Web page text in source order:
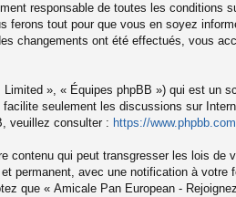
responsable de toutes les conditions
tout pour que vous en soyez
changements ont été effectués, vous
», « Équipes phpBB ») qui est un
seulement les discussions sur
veuillez consulter : https://
contenu qui peut transgresser les lois de
permanent, avec une notification à votre
que « Amicale Pan European -